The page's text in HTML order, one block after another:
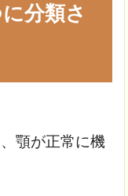
分類さ
顎が正常に機